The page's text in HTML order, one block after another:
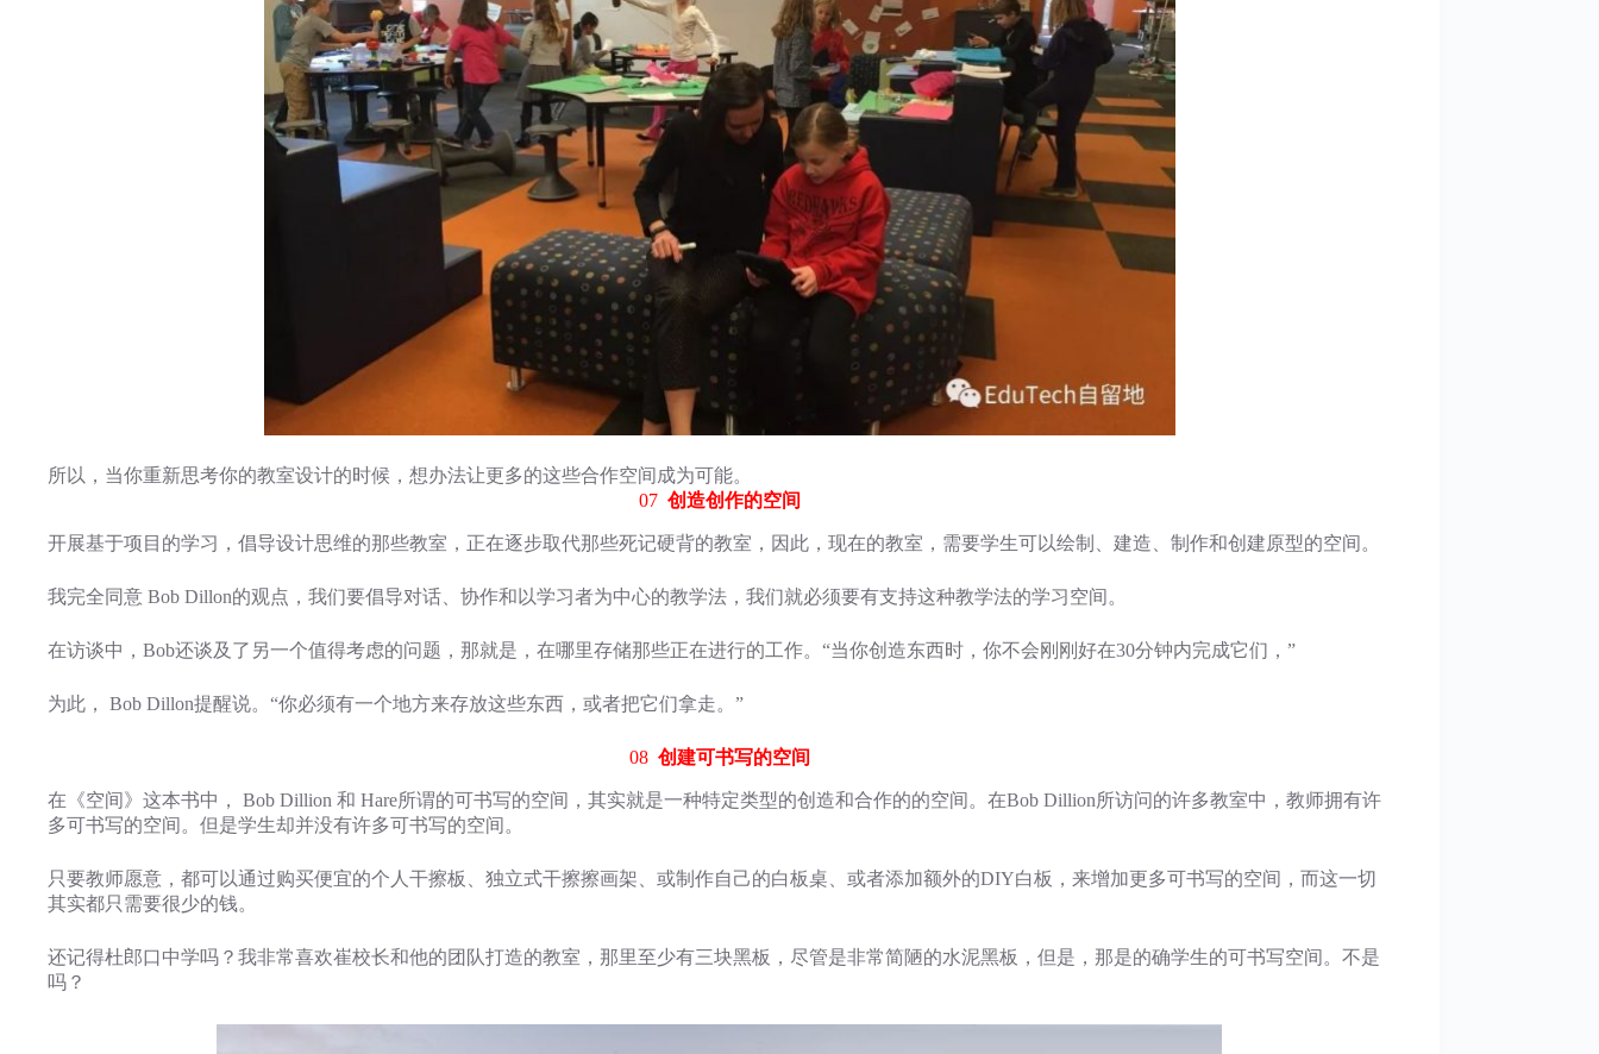
所以，当你重新思考你的教室设计的时候，想办法让更多的这些合作空间成为可能。
07 创造创作的空间
开展基于项目的学习，倡导设计思维的那些教室，正在逐步取代那些死记硬背的教室，因此，现在的教室，需要学生可以绘制、建造、制作和创建原型的空间。
我完全同意 Bob Dillon的观点，我们要倡导对话、协作和以学习者为中心的教学法，我们就必须要有支持这种教学法的学习空间。
在访谈中，Bob还谈及了另一个值得考虑的问题，那就是，在哪里存储那些正在进行的工作。“当你创造东西时，你不会刚刚好在30分钟内完成它们，”
为此， Bob Dillon提醒说。“你必须有一个地方来存放这些东西，或者把它们拿走。”
08 创建可书写的空间
在《空间》这本书中， Bob Dillion 和 Hare所谓的可书写的空间，其实就是一种特定类型的创造和合作的的空间。在Bob Dillion所访问的许多教室中，教师拥有许
多可书写的空间。但是学生却并没有许多可书写的空间。
只要教师愿意，都可以通过购买便宜的个人干擦板、独立式干擦擦画架、或制作自己的白板桌、或者添加额外的DIY白板，来增加更多可书写的空间，而这一切
其实都只需要很少的钱。
还记得杜郎口中学吗？我非常喜欢崔校长和他的团队打造的教室，那里至少有三块黑板，尽管是非常简陋的水泥黑板，但是，那是的确学生的可书写空间。不是
吗？